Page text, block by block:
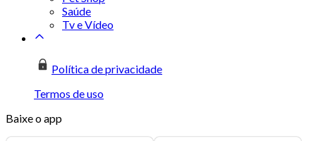
Saúde
Tv e Vídeo
Política de privacidade
Termos de uso
Baixe o app